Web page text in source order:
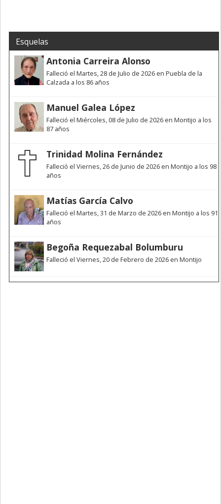
Esquelas
Antonia Carreira Alonso
Falleció el Martes, 28 de Julio de 2026 en Puebla de la
Calzada a los 86 años
Manuel Galea López
Falleció el Miércoles, 08 de Julio de 2026 en Montijo a los
87 años
Trinidad Molina Fernández
Falleció el Viernes, 26 de Junio de 2026 en Montijo a los 98
años
Matías García Calvo
Falleció el Martes, 31 de Marzo de 2026 en Montijo a los 91
años
Begoña Requezabal Bolumburu
Falleció el Viernes, 20 de Febrero de 2026 en Montijo